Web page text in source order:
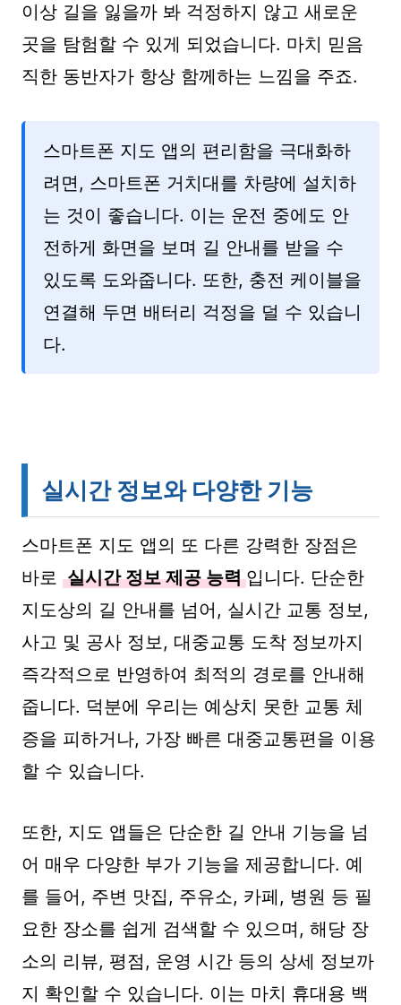
이상 길을 잃을까 봐 걱정하지 않고 새로운
곳을 탐험할 수 있게 되었습니다. 마치 믿음
직한 동반자가 항상 함께하는 느낌을 주죠.
스마트폰 지도 앱의 편리함을 극대화하
려면, 스마트폰 거치대를 차량에 설치하
는 것이 좋습니다. 이는 운전 중에도 안
전하게 화면을 보며 길 안내를 받을 수
있도록 도와줍니다. 또한, 충전 케이블을
연결해 두면 배터리 걱정을 덜 수 있습니
다.
실시간 정보와 다양한 기능
스마트폰 지도 앱의 또 다른 강력한 장점은
바로 실시간 정보 제공 능력 입니다. 단순한
지도상의 길 안내를 넘어, 실시간 교통 정보,
사고 및 공사 정보, 대중교통 도착 정보까지
즉각적으로 반영하여 최적의 경로를 안내해
줍니다. 덕분에 우리는 예상치 못한 교통 체
증을 피하거나, 가장 빠른 대중교통편을 이용
할 수 있습니다.
또한, 지도 앱들은 단순한 길 안내 기능을 넘
어 매우 다양한 부가 기능을 제공합니다. 예
를 들어, 주변 맛집, 주유소, 카페, 병원 등 필
요한 장소를 쉽게 검색할 수 있으며, 해당 장
소의 리뷰, 평점, 운영 시간 등의 상세 정보까
지 확인할 수 있습니다. 이는 마치 휴대용 백